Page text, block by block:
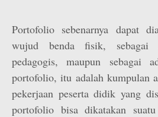
Portofolio sebenarnya dapat
wujud benda fisik, sebagai
pedagogis, maupun sebagai
portofolio, itu adalah kumpulan
pekerjaan peserta didik yang
portofolio bisa dikatakan